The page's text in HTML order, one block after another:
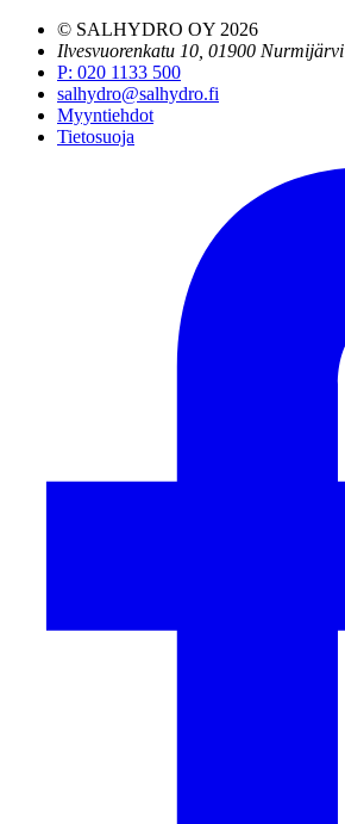
© SALHYDRO OY 2026
Ilvesvuorenkatu 10, 01900 Nurmijärvi
P: 020 1133 500
salhydro@salhydro.fi
Myyntiehdot
Tietosuoja